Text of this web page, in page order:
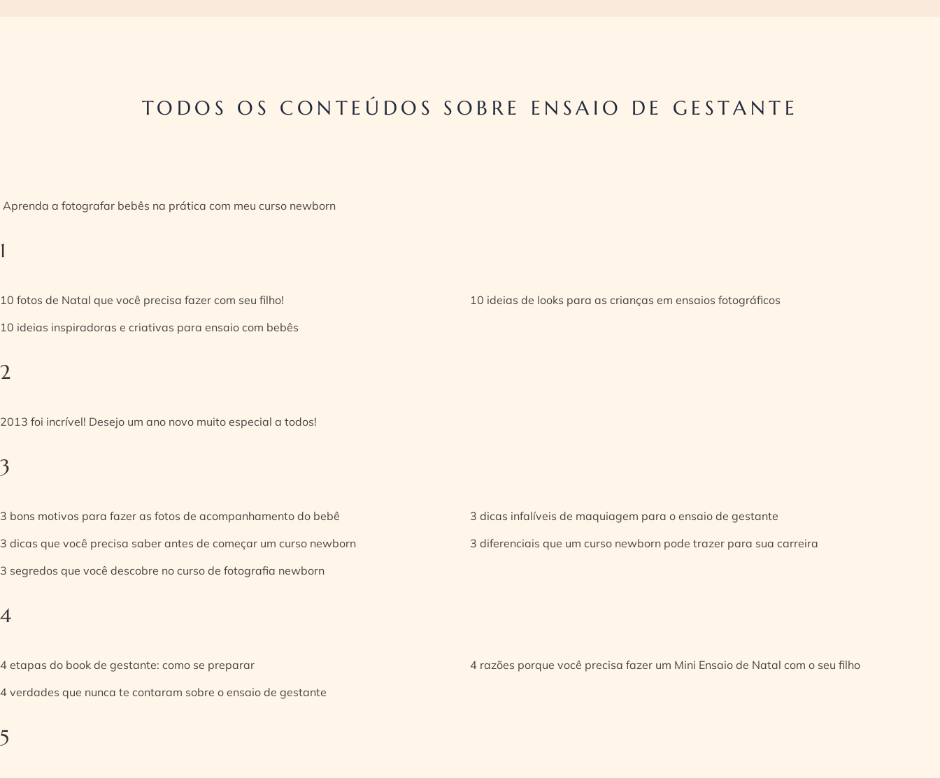
TODOS OS CONTEÚDOS SOBRE ENSAIO DE GESTANTE
Aprenda a fotografar bebês na prática com meu curso newborn
1
10 fotos de Natal que você precisa fazer com seu filho!
10 ideias de looks para as crianças em ensaios fotográficos
10 ideias inspiradoras e criativas para ensaio com bebês
2
2013 foi incrível! Desejo um ano novo muito especial a todos!
3
3 bons motivos para fazer as fotos de acompanhamento do bebê
3 dicas infalíveis de maquiagem para o ensaio de gestante
3 dicas que você precisa saber antes de começar um curso newborn
3 diferenciais que um curso newborn pode trazer para sua carreira
3 segredos que você descobre no curso de fotografia newborn
4
4 etapas do book de gestante: como se preparar
4 razões porque você precisa fazer um Mini Ensaio de Natal com o seu filho
4 verdades que nunca te contaram sobre o ensaio de gestante
5